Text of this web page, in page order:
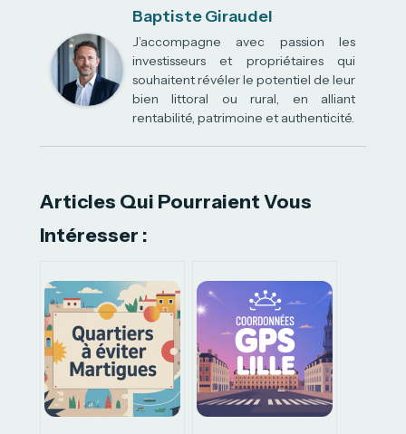
Baptiste Giraudel
J’accompagne avec passion les
investisseurs et propriétaires qui
souhaitent révéler le potentiel de leur
bien littoral ou rural, en alliant
rentabilité, patrimoine et authenticité.
Articles Qui Pourraient Vous
Intéresser :